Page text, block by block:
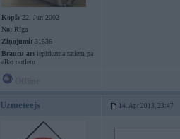
Kopš: 22. Jun 2002
No: Rīga
Ziņojumi: 31536
Braucu ar: iepirkuma ratiem pa
alko outletu
Uzmeteejs 14. Apr 2013, 23:47